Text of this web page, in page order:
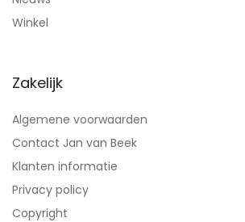
Winkel
Zakelijk
Algemene voorwaarden
Contact Jan van Beek
Klanten informatie
Privacy policy
Copyright